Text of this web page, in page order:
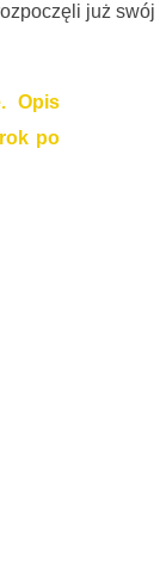
już swój
Opis
po